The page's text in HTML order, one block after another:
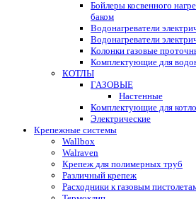
Бойлеры косвенного
баком
Водонагреватели
Водонагреватели
Колонки газовые
Комплектующие для
КОТЛЫ
ГАЗОВЫЕ
Настенные
Комплектующие для
Электрические
Крепежные системы
Wallbox
Walraven
Крепеж для полимерных труб
Различный крепеж
Расходники к газовым